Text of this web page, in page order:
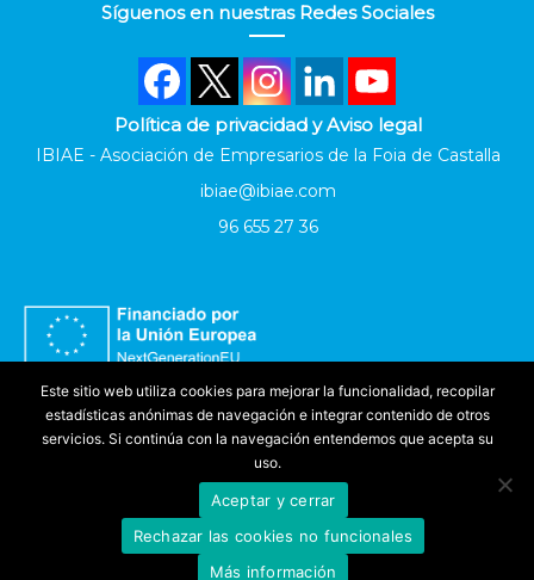
Síguenos en nuestras Redes Sociales
Política de privacidad y Aviso legal
IBIAE - Asociación de Empresarios de la Foia de Castalla
ibiae@ibiae.com
96 655 27 36
Accesibilidad
IBIAE2025. Todos los derechos reservados
Este sitio web utiliza cookies para mejorar la funcionalidad, recopilar
estadísticas anónimas de navegación e integrar contenido de otros
servicios. Si continúa con la navegación entendemos que acepta su
uso.
Aceptar y cerrar
Rechazar las cookies no funcionales
Más información